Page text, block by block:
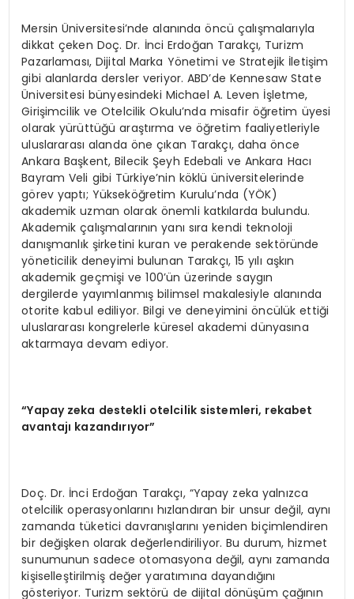
Mersin Üniversitesi’nde alanında öncü çalışmalarıyla
dikkat çeken Doç. Dr. İnci Erdoğan Tarakçı, Turizm
Pazarlaması, Dijital Marka Yönetimi ve Stratejik İletişim
gibi alanlarda dersler veriyor. ABD’de Kennesaw State
Üniversitesi bünyesindeki Michael A. Leven İşletme,
Girişimcilik ve Otelcilik Okulu’nda misafir öğretim üyesi
olarak yürüttüğü araştırma ve öğretim faaliyetleriyle
uluslararası alanda öne çıkan Tarakçı, daha önce
Ankara Başkent, Bilecik Şeyh Edebali ve Ankara Hacı
Bayram Veli gibi Türkiye’nin köklü üniversitelerinde
görev yaptı; Yükseköğretim Kurulu’nda (YÖK)
akademik uzman olarak önemli katkılarda bulundu.
Akademik çalışmalarının yanı sıra kendi teknoloji
danışmanlık şirketini kuran ve perakende sektöründe
yöneticilik deneyimi bulunan Tarakçı, 15 yılı aşkın
akademik geçmişi ve 100’ün üzerinde saygın
dergilerde yayımlanmış bilimsel makalesiyle alanında
otorite kabul ediliyor. Bilgi ve deneyimini öncülük ettiği
uluslararası kongrelerle küresel akademi dünyasına
aktarmaya devam ediyor.
“Yapay zeka destekli otelcilik sistemleri, rekabet
avantajı kazandırıyor”
Doç. Dr. İnci Erdoğan Tarakçı, “Yapay zeka yalnızca
otelcilik operasyonlarını hızlandıran bir unsur değil, aynı
zamanda tüketici davranışlarını yeniden biçimlendiren
bir değişken olarak değerlendiriliyor. Bu durum, hizmet
sunumunun sadece otomasyona değil, aynı zamanda
kişiselleştirilmiş değer yaratımına dayandığını
gösteriyor. Turizm sektörü de dijital dönüşüm çağının